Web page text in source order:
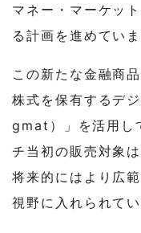
マネー・マーケッ
る計画を進めていま
この新たな金融商
株式を保有するデ
gmat）」を活用し
チ当初の販売対象
将来的にはより広
視野に入れられてい